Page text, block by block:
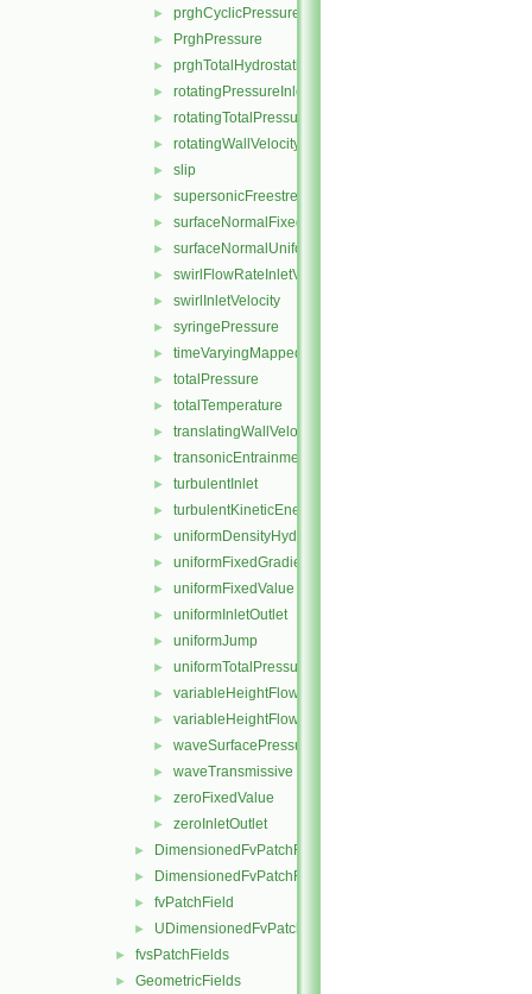
► prghCyclicPressure
► PrghPressure
► prghTotalHydrostaticPressure
► rotatingPressureInletOutletVelocity
► rotatingTotalPressure
► rotatingWallVelocity
► slip
► supersonicFreestream
► surfaceNormalFixedValue
► surfaceNormalUniformFixedValue
► swirlFlowRateInletVelocity
► swirlInletVelocity
► syringePressure
► timeVaryingMappedFixedValue
► totalPressure
► totalTemperature
► translatingWallVelocity
► transonicEntrainmentPressure
► turbulentInlet
► turbulentKineticEnergy
► uniformDensityHydrostaticPressure
► uniformFixedGradient
► uniformFixedValue
► uniformInletOutlet
► uniformJump
► uniformTotalPressure
► variableHeightFlowRate
► variableHeightFlowRateInletVelocity
► waveSurfacePressure
► waveTransmissive
► zeroFixedValue
► zeroInletOutlet
► DimensionedFvPatchFieldFunctions
► DimensionedFvPatchFields
► fvPatchField
► UDimensionedFvPatchFields
► fvsPatchFields
► GeometricFields